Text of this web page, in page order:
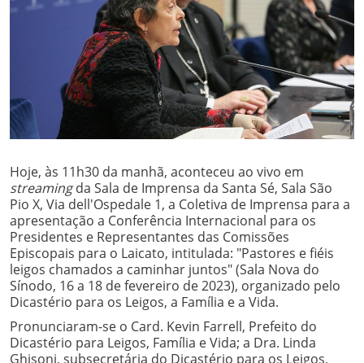
Hoje, às 11h30 da manhã, aconteceu ao vivo em
streamingda Sala de Imprensa da Santa Sé, Sala São
Pio X, Via dell'Ospedale 1, a Coletiva de Imprensa para a
apresentação a Conferência Internacional para os
Presidentes e Representantes das Comissões
Episcopais para o Laicato, intitulada: "Pastores e fiéis
leigos chamados a caminhar juntos" (Sala Nova do
Sínodo, 16 a 18 de fevereiro de 2023), organizado pelo
Dicastério para os Leigos, a Família e a Vida.
Pronunciaram-se o Card. Kevin Farrell, Prefeito do
Dicastério para Leigos, Família e Vida; a Dra. Linda
Ghisoni, subsecretária do Dicastério para os Leigos,